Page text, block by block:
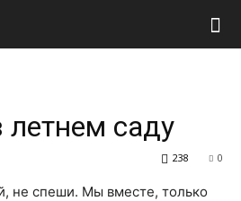
саду
0
238
не спеши. Мы вместе, только